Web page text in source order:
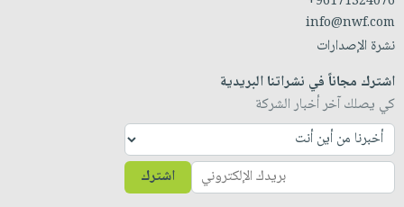
info@nwf.com
نشرة الإصدارات
اشترك مجاناً في نشراتنا البريدية
كي يصلك آخر أخبار الشركة
اشترك